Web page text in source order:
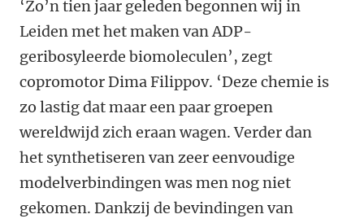
‘Zo’n tien jaar geleden begonnen wij in
Leiden met het maken van ADP-
geribosyleerde biomoleculen’, zegt
copromotor Dima Filippov. ‘Deze chemie is
zo lastig dat maar een paar groepen
wereldwijd zich eraan wagen. Verder dan
het synthetiseren van zeer eenvoudige
modelverbindingen was men nog niet
gekomen. Dankzij de bevindingen van